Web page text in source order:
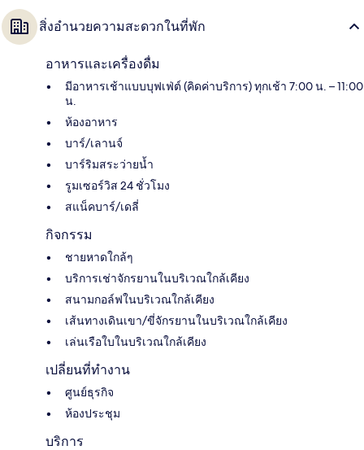
สิ่งอำนวยความสะดวกในที่พัก
อาหารและเครื่องดื่ม
มีอาหารเช้าแบบบุฟเฟ่ต์ (คิดค่าบริการ) ทุกเช้า 7:00 น. – 11:00
น.
ห้องอาหาร
บาร์/เลานจ์
บาร์ริมสระว่ายน้ำ
รูมเซอร์วิส 24 ชั่วโมง
สแน็คบาร์/เดลี่
กิจกรรม
ชายหาดใกล้ๆ
บริการเช่าจักรยานในบริเวณใกล้เคียง
สนามกอล์ฟในบริเวณใกล้เคียง
เส้นทางเดินเขา/ขี่จักรยานในบริเวณใกล้เคียง
เล่นเรือใบในบริเวณใกล้เคียง
เปลี่ยนที่ทำงาน
ศูนย์ธุรกิจ
ห้องประชุม
บริการ